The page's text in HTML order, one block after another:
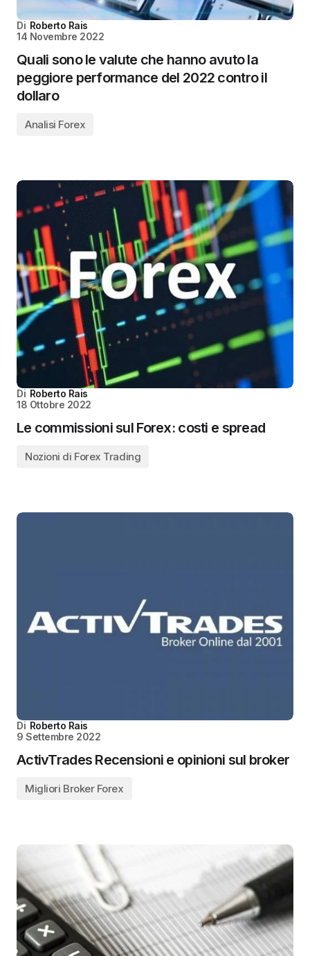
Di Roberto Rais
14 Novembre 2022
Quali sono le valute che hanno avuto la
peggiore performance del 2022 contro il
dollaro
Analisi Forex
Di Roberto Rais
18 Ottobre 2022
Le commissioni sul Forex: costi e spread
Nozioni di Forex Trading
Di Roberto Rais
9 Settembre 2022
ActivTrades Recensioni e opinioni sul broker
Migliori Broker Forex